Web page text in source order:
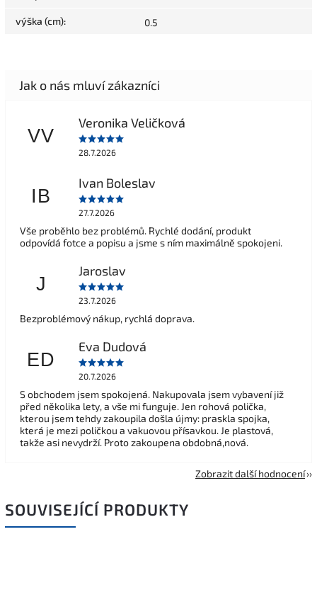
výška (cm): 0.5
VV
Veronika Veličková
28.7.2026
IB
Ivan Boleslav
27.7.2026
Vše proběhlo bez problémů. Rychlé dodání, produkt
odpovídá fotce a popisu a jsme s ním maximálně spokojeni.
J
Jaroslav
23.7.2026
Bezproblémový nákup, rychlá doprava.
ED
Eva Dudová
20.7.2026
S obchodem jsem spokojená. Nakupovala jsem vybavení již
před několika lety, a vše mi funguje. Jen rohová polička,
kterou jsem tehdy zakoupila došla újmy: praskla spojka,
která je mezi poličkou a vakuovou přísavkou. Je plastová,
takže asi nevydrží. Proto zakoupena obdobná,nová.
Zobrazit další hodnocení
SOUVISEJÍCÍ PRODUKTY